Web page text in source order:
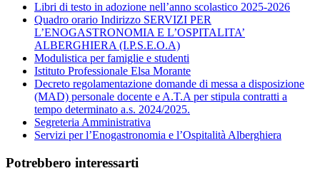
Libri di testo in adozione nell’anno scolastico 2025-2026
Quadro orario Indirizzo SERVIZI PER
L’ENOGASTRONOMIA E L’OSPITALITA’
ALBERGHIERA (I.P.S.E.O.A)
Modulistica per famiglie e studenti
Istituto Professionale Elsa Morante
Decreto regolamentazione domande di messa a disposizione
(MAD) personale docente e A.T.A per stipula contratti a
tempo determinato a.s. 2024/2025.
Segreteria Amministrativa
Servizi per l’Enogastronomia e l’Ospitalità Alberghiera
Potrebbero interessarti